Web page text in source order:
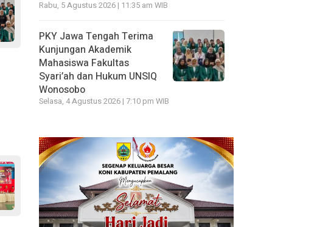
Rabu, 5 Agustus 2026 | 11:35 am WIB
PKY Jawa Tengah Terima
Kunjungan Akademik
Mahasiswa Fakultas
Syari’ah dan Hukum UNSIQ
Wonosobo
Selasa, 4 Agustus 2026 | 7:10 pm WIB